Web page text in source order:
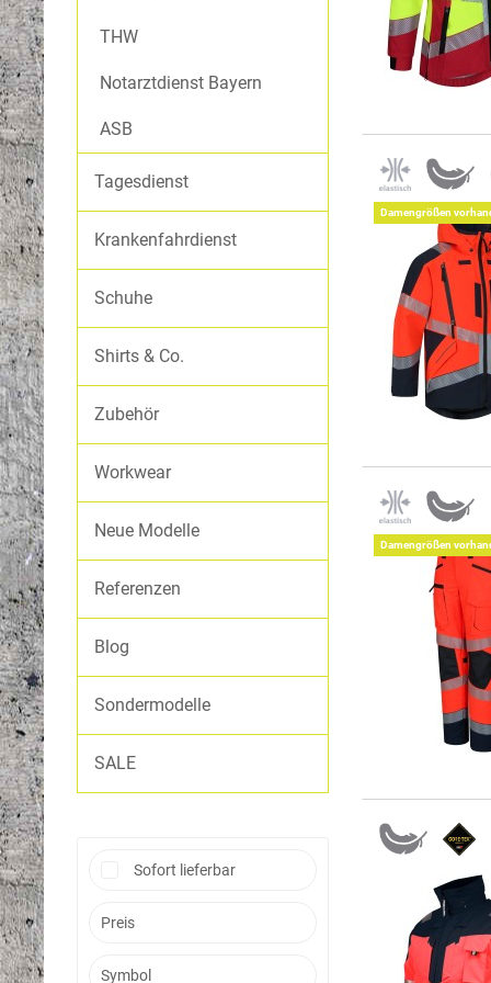
Westen
THW
Softshelljacken
Hosen
NOTARZTDIENST BAYERN
Hardshell- und Softshelljacke
Softshelljacken
Hosen
STICHSCHUTZ
SEIZ® HANDSCHUHE
THW
Notarztdienst Bayern
ASB
Tagesdienst
Krankenfahrdienst
Schuhe
Shirts & Co.
Zubehör
Workwear
Neue Modelle
Referenzen
Blog
Sondermodelle
SALE
Sofort lieferbar
Preis
Symbol
Damengrößen
Damengrößen